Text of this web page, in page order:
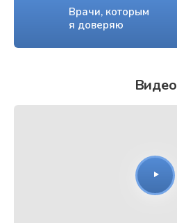
Врачи, которым
я доверяю
Видео